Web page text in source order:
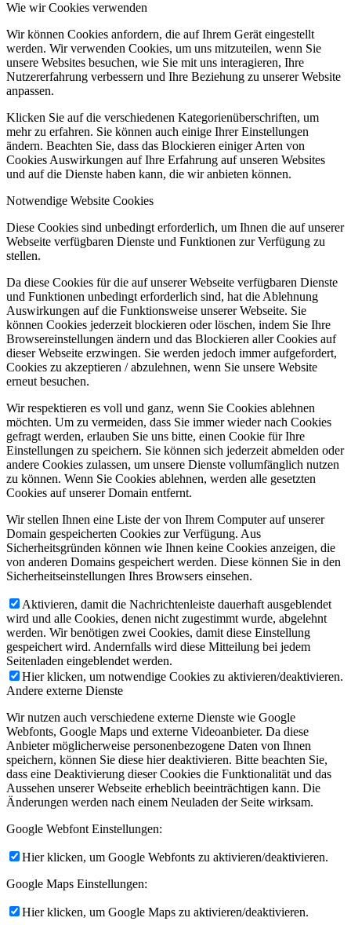
Wie wir Cookies verwenden
Wir können Cookies anfordern, die auf Ihrem Gerät eingestellt
werden. Wir verwenden Cookies, um uns mitzuteilen, wenn Sie
unsere Websites besuchen, wie Sie mit uns interagieren, Ihre
Nutzererfahrung verbessern und Ihre Beziehung zu unserer Website
anpassen.
Klicken Sie auf die verschiedenen Kategorienüberschriften, um
mehr zu erfahren. Sie können auch einige Ihrer Einstellungen
ändern. Beachten Sie, dass das Blockieren einiger Arten von
Cookies Auswirkungen auf Ihre Erfahrung auf unseren Websites
und auf die Dienste haben kann, die wir anbieten können.
Notwendige Website Cookies
Diese Cookies sind unbedingt erforderlich, um Ihnen die auf unserer
Webseite verfügbaren Dienste und Funktionen zur Verfügung zu
stellen.
Da diese Cookies für die auf unserer Webseite verfügbaren Dienste
und Funktionen unbedingt erforderlich sind, hat die Ablehnung
Auswirkungen auf die Funktionsweise unserer Webseite. Sie
können Cookies jederzeit blockieren oder löschen, indem Sie Ihre
Browsereinstellungen ändern und das Blockieren aller Cookies auf
dieser Webseite erzwingen. Sie werden jedoch immer aufgefordert,
Cookies zu akzeptieren / abzulehnen, wenn Sie unsere Website
erneut besuchen.
Wir respektieren es voll und ganz, wenn Sie Cookies ablehnen
möchten. Um zu vermeiden, dass Sie immer wieder nach Cookies
gefragt werden, erlauben Sie uns bitte, einen Cookie für Ihre
Einstellungen zu speichern. Sie können sich jederzeit abmelden oder
andere Cookies zulassen, um unsere Dienste vollumfänglich nutzen
zu können. Wenn Sie Cookies ablehnen, werden alle gesetzten
Cookies auf unserer Domain entfernt.
Wir stellen Ihnen eine Liste der von Ihrem Computer auf unserer
Domain gespeicherten Cookies zur Verfügung. Aus
Sicherheitsgründen können wie Ihnen keine Cookies anzeigen, die
von anderen Domains gespeichert werden. Diese können Sie in den
Sicherheitseinstellungen Ihres Browsers einsehen.
Aktivieren, damit die Nachrichtenleiste dauerhaft ausgeblendet
wird und alle Cookies, denen nicht zugestimmt wurde, abgelehnt
werden. Wir benötigen zwei Cookies, damit diese Einstellung
gespeichert wird. Andernfalls wird diese Mitteilung bei jedem
Seitenladen eingeblendet werden.
Hier klicken, um notwendige Cookies zu aktivieren/deaktivieren.
Andere externe Dienste
Wir nutzen auch verschiedene externe Dienste wie Google
Webfonts, Google Maps und externe Videoanbieter. Da diese
Anbieter möglicherweise personenbezogene Daten von Ihnen
speichern, können Sie diese hier deaktivieren. Bitte beachten Sie,
dass eine Deaktivierung dieser Cookies die Funktionalität und das
Aussehen unserer Webseite erheblich beeinträchtigen kann. Die
Änderungen werden nach einem Neuladen der Seite wirksam.
Google Webfont Einstellungen:
Hier klicken, um Google Webfonts zu aktivieren/deaktivieren.
Google Maps Einstellungen:
Hier klicken, um Google Maps zu aktivieren/deaktivieren.